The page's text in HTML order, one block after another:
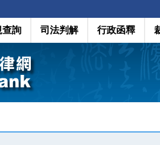
查詢 司法判解 行政函釋